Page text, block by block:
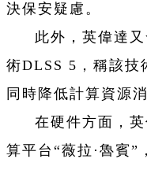
決保安疑慮。
此外，英偉達
術DLSS 5，稱該技
同時降低計算資源消
在硬件方面，
算平台“薇拉·魯賓”